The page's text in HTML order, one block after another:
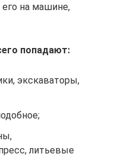
его на машине,
попадают:
экскаваторы,
литьевые